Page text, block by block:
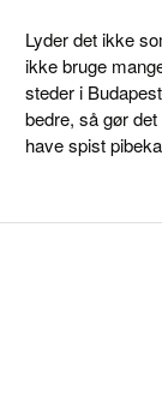
Lyder det ikke
ikke bruge
steder i
bedre, så gør
have spist